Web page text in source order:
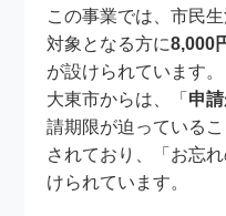
この事業では、市民
対象となる方に8,000
が設けられています。
大東市からは、「 申
請期限が迫っている
されており、「お忘
けられています。